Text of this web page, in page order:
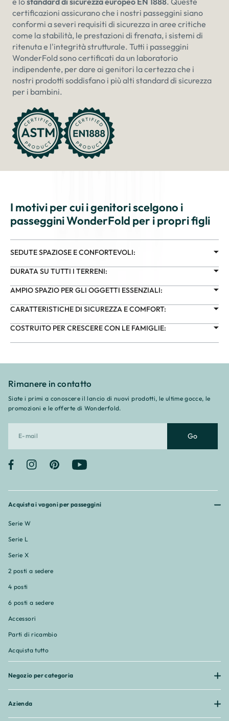
certificazioni assicurano che i nostri passeggini siano
conformi a severi requisiti di sicurezza in aree critiche
come la stabilità, le prestazioni di frenata, i sistemi di
ritenuta e l'integrità strutturale. Tutti i passeggini
WonderFold sono certificati da un laboratorio
indipendente, per dare ai genitori la certezza che i
nostri prodotti soddisfano i più alti standard di sicurezza
per i bambini.
I motivi per cui i genitori scelgono i
passeggini WonderFold per i propri figli
SEDUTE SPAZIOSE E CONFORTEVOLI:
DURATA SU TUTTI I TERRENI:
AMPIO SPAZIO PER GLI OGGETTI ESSENZIALI:
CARATTERISTICHE DI SICUREZZA E COMFORT:
COSTRUITO PER CRESCERE CON LE FAMIGLIE:
Acquista i vagoni per passeggini
Serie W
Serie L
Serie X
2 posti a sedere
4 posti
6 posti a sedere
Accessori
Parti di ricambio
Acquista tutto
Negozio per categoria
Azienda
Rimanere in contatto
Siate i primi a conoscere il lancio di nuovi prodotti, le ultime gocce, le
promozioni e le offerte di Wonderfold.
Go
FacebookInstagramPinterest YouTube